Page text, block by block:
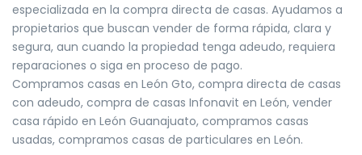
especializada en la compra directa de casas. Ayudamos a
propietarios que buscan vender de forma rápida, clara y
segura, aun cuando la propiedad tenga adeudo, requiera
reparaciones o siga en proceso de pago.
Compramos casas en León Gto, compra directa de casas
con adeudo, compra de casas Infonavit en León, vender
casa rápido en León Guanajuato, compramos casas
usadas, compramos casas de particulares en León.